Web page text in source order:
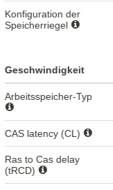
Konfiguration der
Speicherriegel
Geschwindigkeit
Arbeitsspeicher-Typ
CAS latency (CL)
Ras to Cas delay
(tRCD)